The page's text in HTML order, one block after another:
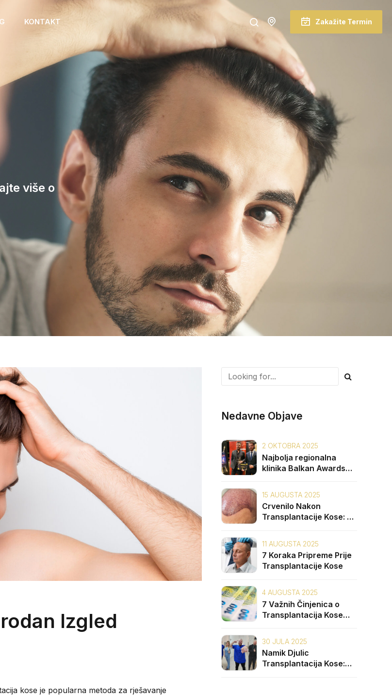
Zakažite Termin
KONTAKT
više o
Izgled
kose je popularna metoda za rješavanje
Nedavne Objave
2 OKTOBRA 2025
Najbolja regionalna
klinika Balkan Awards
15 AUGUSTA 2025
Crvenilo Nakon
Transplantacije Kose: 5
11 AUGUSTA 2025
7 Koraka Pripreme Prije
Transplantacije Kose
4 AUGUSTA 2025
7 Važnih Činjenica o
Transplantacija Kose
30 JULA 2025
Namik Djulic
Transplantacija Kose: